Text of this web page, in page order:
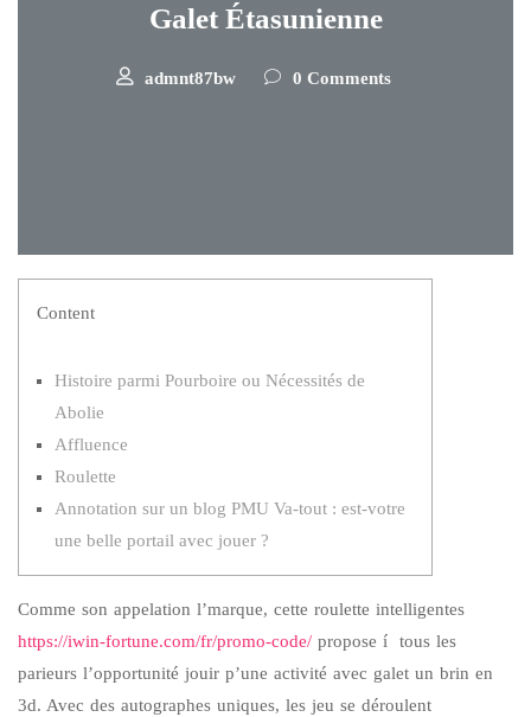
Galet Étasunienne
admnt87bw 0 Comments
Content
Histoire parmi Pourboire ou Nécessités de
Abolie
Affluence
Roulette
Annotation sur un blog PMU Va-tout : est-votre
une belle portail avec jouer ?
Comme son appelation l’marque, cette roulette intelligentes
https://iwin-fortune.com/fr/promo-code/ propose í tous les
parieurs l’opportunité jouir p’une activité avec galet un brin en
3d. Avec des autographes uniques, les jeu se déroulent